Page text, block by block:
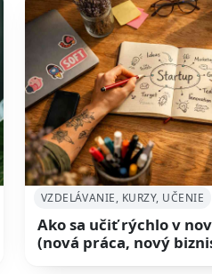
VZDELÁVANIE, KURZY, UČENIE
Ako sa učiť rýchlo v
(nová práca, nový